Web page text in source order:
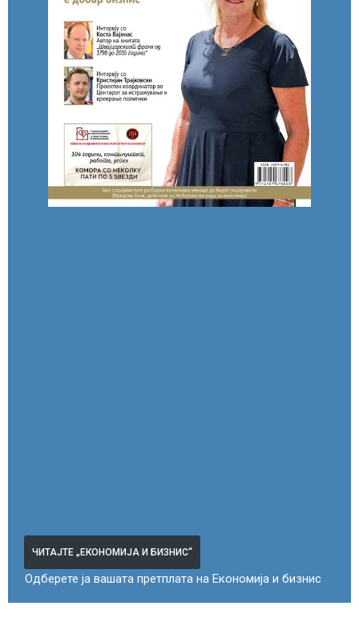
ЧИТАЈТЕ „ЕКОНОМИЈА И БИЗНИС“
Одберете ја вашата претплата на Економија и бизнис